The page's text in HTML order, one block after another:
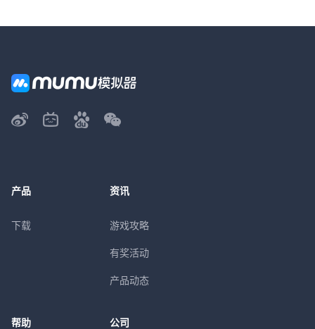
产品
下载
资讯
游戏攻略
有奖活动
产品动态
帮助 公司